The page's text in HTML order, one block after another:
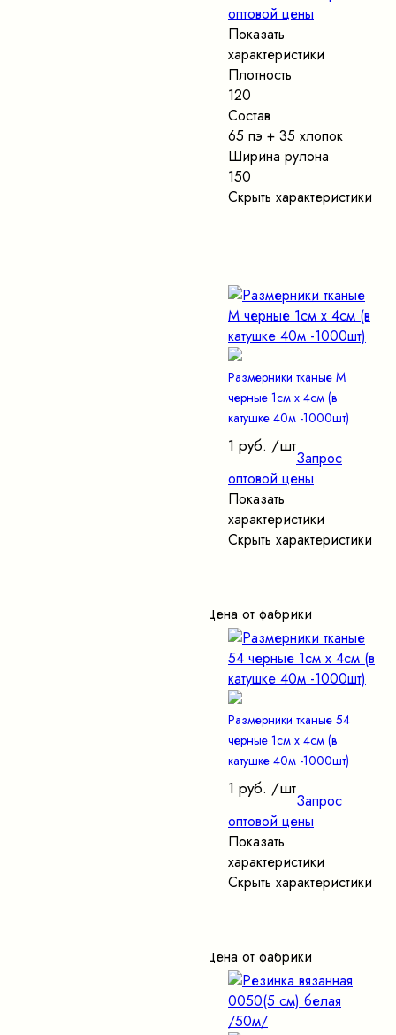
оптовой цены
Показать
характеристики
Плотность
120
Состав
65 пэ + 35 хлопок
Ширина рулона
150
Скрыть характеристики
Размерники тканые M
черные 1см х 4см (в
катушке 40м -1000шт)
1 руб. /шт
Запрос
оптовой цены
Показать
характеристики
Скрыть характеристики
Цена от фабрики
Размерники тканые 54
черные 1см х 4см (в
катушке 40м -1000шт)
1 руб. /шт
Запрос
оптовой цены
Показать
характеристики
Скрыть характеристики
Цена от фабрики